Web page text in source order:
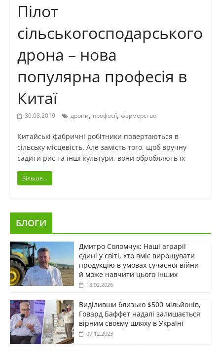
Пілот
сільськогосподарського
дрона – нова
популярна професія в
Китаї
30.03.2019 дрони, професії, фермерство
Китайські фабричні робітники повертаються в
сільську місцевість. Але замість того, щоб вручну
садити рис та інші культури, вони обробляють їх
Більше...
БЛОГИ
Дмитро Соломчук: Наші аграрії
єдині у світі, хто вміє вирощувати
продукцію в умовах сучасної війни
й може навчити цього інших
13.02.2026
Виділивши близько $500 мільйонів,
Говард Баффет надалі залишається
вірним своєму шляху в Україні
09.12.2023